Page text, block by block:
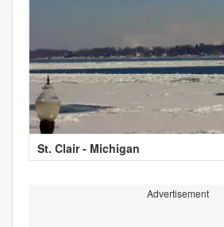
St. Clair - Michigan
Advertisement